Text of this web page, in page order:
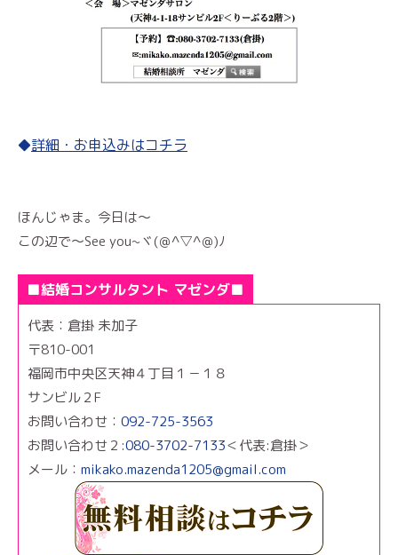
◆詳細・お申込みはコチラ
ほんじゃま。今日は～
この辺で～See you~ヾ(＠^▽^＠)ﾉ
■結婚コンサルタント マゼンダ■
代表：倉掛 未加子
〒810-001
福岡市中央区天神４丁目１－１８
サンビル２F
お問い合わせ： 092-725-3563
お問い合わせ２:080-3702-7133＜代表:倉掛＞
メール： mikako.mazenda1205@gmail.com